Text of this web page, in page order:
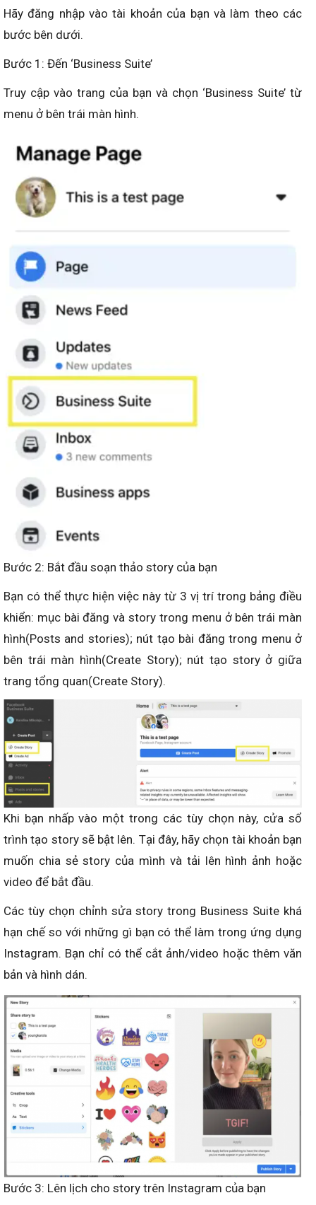
Hãy đăng nhập vào tài khoản của bạn và làm theo các
bước bên dưới.
Bước 1: Đến ‘Business Suite’
Truy cập vào trang của bạn và chọn ‘Business Suite’ từ
menu ở bên trái màn hình.
Bước 2: Bắt đầu soạn thảo story của bạn
Bạn có thể thực hiện việc này từ 3 vị trí trong bảng điều
khiển: mục bài đăng và story trong menu ở bên trái màn
hình(Posts and stories); nút tạo bài đăng trong menu ở
bên trái màn hình(Create Story); nút tạo story ở giữa
trang tổng quan(Create Story).
Khi bạn nhấp vào một trong các tùy chọn này, cửa sổ
trình tạo story sẽ bật lên. Tại đây, hãy chọn tài khoản bạn
muốn chia sẻ story của mình và tải lên hình ảnh hoặc
video để bắt đầu.
Các tùy chọn chỉnh sửa story trong Business Suite khá
hạn chế so với những gì bạn có thể làm trong ứng dụng
Instagram. Bạn chỉ có thể cắt ảnh/video hoặc thêm văn
bản và hình dán.
Bước 3: Lên lịch cho story trên Instagram của bạn